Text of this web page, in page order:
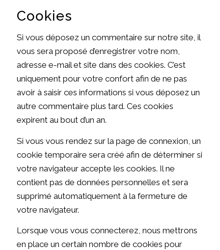
Cookies
Si vous déposez un commentaire sur notre site, il
vous sera proposé d’enregistrer votre nom,
adresse e-mail et site dans des cookies. C’est
uniquement pour votre confort afin de ne pas
avoir à saisir ces informations si vous déposez un
autre commentaire plus tard. Ces cookies
expirent au bout d’un an.
Si vous vous rendez sur la page de connexion, un
cookie temporaire sera créé afin de déterminer si
votre navigateur accepte les cookies. Il ne
contient pas de données personnelles et sera
supprimé automatiquement à la fermeture de
votre navigateur.
Lorsque vous vous connecterez, nous mettrons
en place un certain nombre de cookies pour